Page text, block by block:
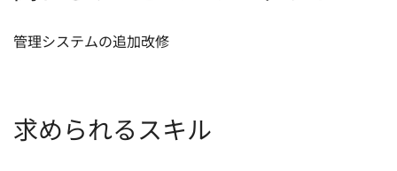
管理システムの追加改修
求められるスキル